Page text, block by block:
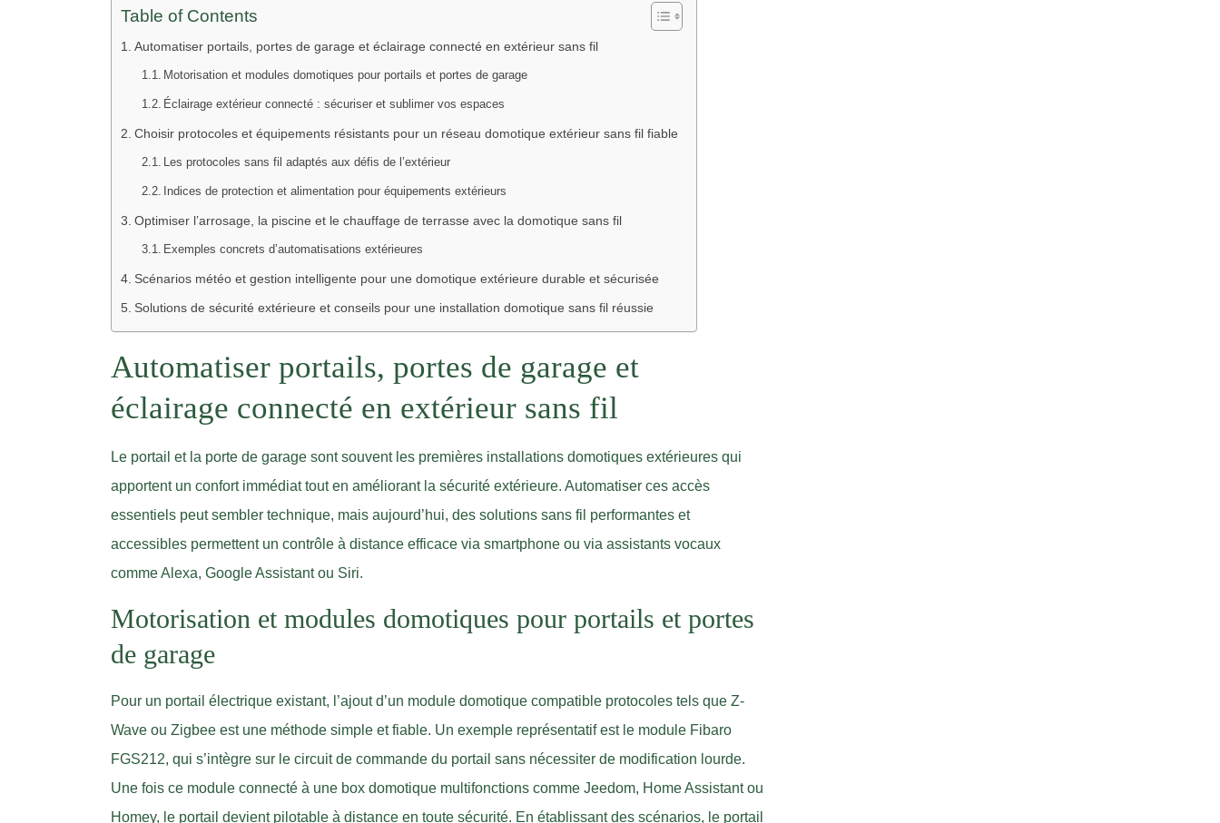
Table of Contents
Automatiser portails, portes de garage et éclairage connecté en extérieur sans fil
Motorisation et modules domotiques pour portails et portes de garage
Éclairage extérieur connecté : sécuriser et sublimer vos espaces
Choisir protocoles et équipements résistants pour un réseau domotique extérieur sans fil fiable
Les protocoles sans fil adaptés aux défis de l’extérieur
Indices de protection et alimentation pour équipements extérieurs
Optimiser l’arrosage, la piscine et le chauffage de terrasse avec la domotique sans fil
Exemples concrets d’automatisations extérieures
Scénarios météo et gestion intelligente pour une domotique extérieure durable et sécurisée
Solutions de sécurité extérieure et conseils pour une installation domotique sans fil réussie
Automatiser portails, portes de garage et
éclairage connecté en extérieur sans fil
Le portail et la porte de garage sont souvent les premières installations domotiques extérieures qui
apportent un confort immédiat tout en améliorant la sécurité extérieure. Automatiser ces accès
essentiels peut sembler technique, mais aujourd’hui, des solutions sans fil performantes et
accessibles permettent un contrôle à distance efficace via smartphone ou via assistants vocaux
comme Alexa, Google Assistant ou Siri.
Motorisation et modules domotiques pour portails et portes
de garage
Pour un portail électrique existant, l’ajout d’un module domotique compatible protocoles tels que Z-
Wave ou Zigbee est une méthode simple et fiable. Un exemple représentatif est le module Fibaro
FGS212, qui s’intègre sur le circuit de commande du portail sans nécessiter de modification lourde.
Une fois ce module connecté à une box domotique multifonctions comme Jeedom, Home Assistant ou
Homey, le portail devient pilotable à distance en toute sécurité. En établissant des scénarios, le portail